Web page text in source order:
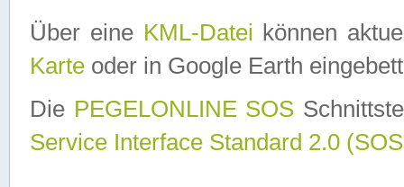
Über eine KML-Datei können
Karte oder in Google Earth
Die PEGELONLINE SOS
Service Interface Standard 2.0